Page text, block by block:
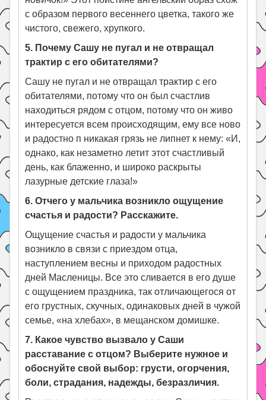
с образом первого весеннего цветка, такого же
чистого, свежего, хрупкого.
5. Почему Сашу не пугал и не отвращал
трактир с его обитателями?
Сашу не пугал и не отвращал трактир с его
обитателями, потому что он был счастлив
находиться рядом с отцом, потому что он живо
интересуется всем происходящим, ему все ново
и радостно п никакая грязь не липнет к нему: «И,
однако, как незаметно летит этот счастливый
день, как блаженно, и широко раскрыты
лазурные детские глаза!»
6. Отчего у мальчика возникло ощущение
счастья и радости? Расскажите.
Ощущение счастья и радости у мальчика
возникло в связи с приездом отца,
наступлением весны и приходом радостных
дней Масленицы. Все это сливается в его душе
с ощущением праздника, так отличающегося от
его грустных, скучных, одинаковых дней в чужой
семье, «на хлебах», в мещанском домишке.
7. Какое чувство вызвало у Саши
расставание с отцом? Выберите нужное и
обоснуйте свой выбор: грусти, огорчения,
боли, страдания, надежды, безразличия.